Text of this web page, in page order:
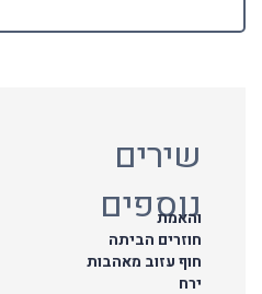
שירים
נוספים
והאמת
חוזרים הביתה
חוף עזוב מאהבות
ירח